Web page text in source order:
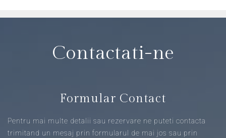
Contactati-ne
Formular Contact
Pentru mai multe detalii sau rezervare ne puteti contacta
trimitand un mesaj prin formularul de mai jos sau prin